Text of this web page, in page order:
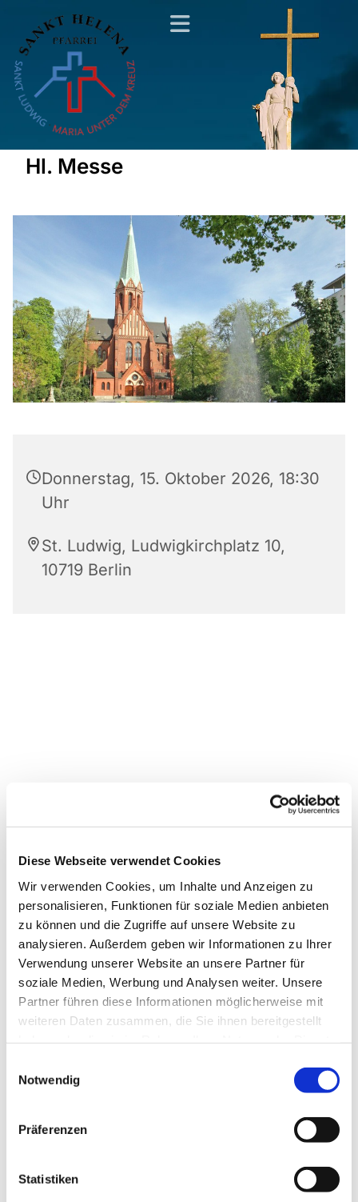
Diese Webseite verwendet Cookies
Wir verwenden Cookies, um Inhalte und Anzeigen zu
personalisieren, Funktionen für soziale Medien anbieten
zu können und die Zugriffe auf unsere Website zu
analysieren. Außerdem geben wir Informationen zu Ihrer
Verwendung unserer Website an unsere Partner für
soziale Medien, Werbung und Analysen weiter. Unsere
Partner führen diese Informationen möglicherweise mit
weiteren Daten zusammen, die Sie ihnen bereitgestellt
Notwendig
Präferenzen
Statistiken
Hl. Messe
Donnerstag, 15. Oktober 2026, 18:30
Uhr
St. Ludwig, Ludwigkirchplatz 10,
10719 Berlin
Dies könnte Sie auch
interessieren